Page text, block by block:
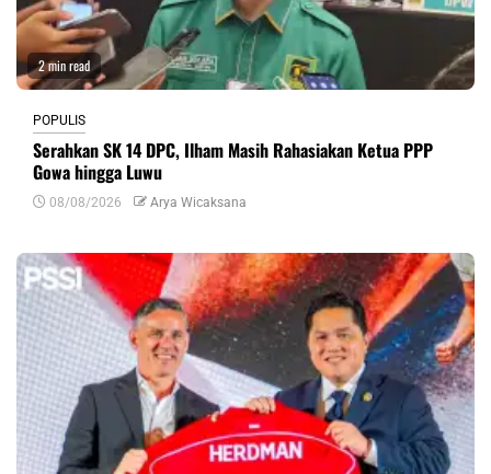
2 min read
POPULIS
Serahkan SK 14 DPC, Ilham Masih Rahasiakan Ketua PPP
Gowa hingga Luwu
08/08/2026 Arya Wicaksana